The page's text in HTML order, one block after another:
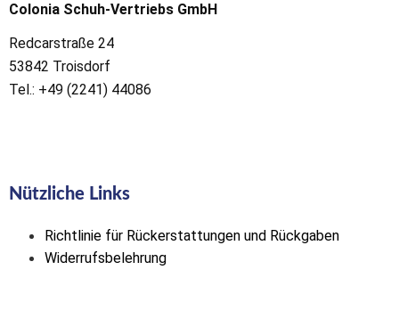
Colonia Schuh-Vertriebs GmbH
Redcarstraße 24
53842 Troisdorf
Tel.: +49 (2241) 44086
Nützliche Links
Richtlinie für Rückerstattungen und Rückgaben
Widerrufsbelehrung